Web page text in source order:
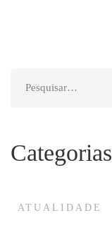
Categorias
ATUALIDADE